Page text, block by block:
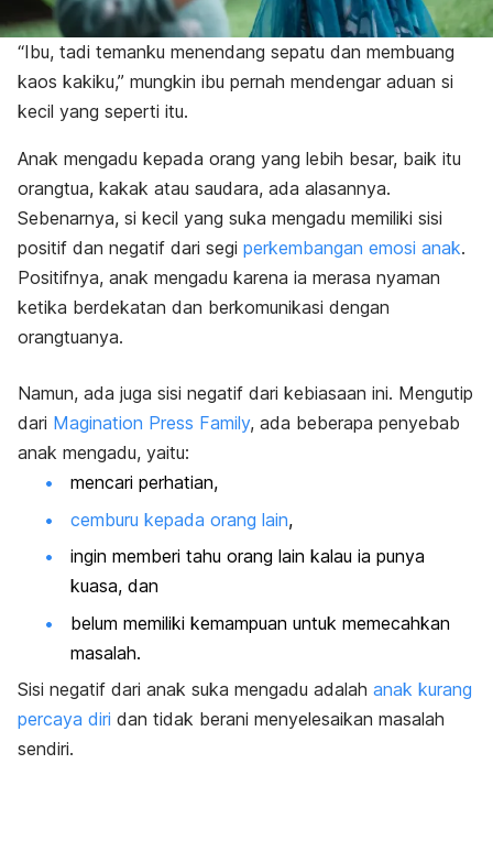
“Ibu, tadi temanku menendang sepatu dan membuang
kaos kakiku,” mungkin ibu pernah mendengar aduan si
kecil yang seperti itu.
Anak mengadu kepada orang yang lebih besar, baik itu
orangtua, kakak atau saudara, ada alasannya.
Sebenarnya, si kecil yang suka mengadu memiliki sisi
positif dan negatif dari segi perkembangan emosi anak.
Positifnya, anak mengadu karena ia merasa nyaman
ketika berdekatan dan berkomunikasi dengan
orangtuanya.
Namun, ada juga sisi negatif dari kebiasaan ini. Mengutip
dari Magination Press Family, ada beberapa penyebab
anak mengadu, yaitu:
mencari perhatian,
cemburu kepada orang lain,
ingin memberi tahu orang lain kalau ia punya
kuasa, dan
belum memiliki kemampuan untuk memecahkan
masalah.
Sisi negatif dari anak suka mengadu adalah anak kurang
percaya diri dan tidak berani menyelesaikan masalah
sendiri.